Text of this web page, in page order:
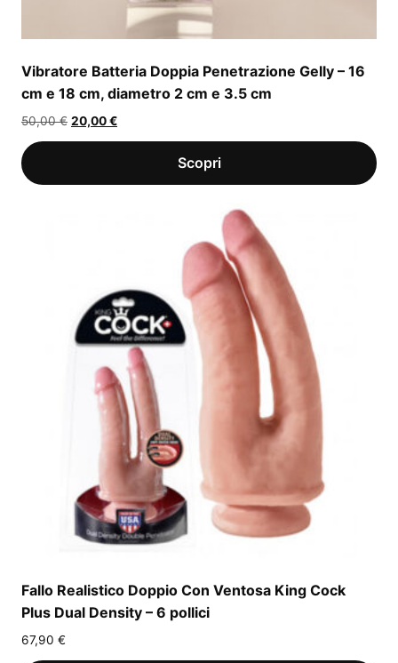
Vibratore Batteria Doppia Penetrazione Gelly – 16
cm e 18 cm, diametro 2 cm e 3.5 cm
50,00€ Il
prezzo
20,00€Il
prezzo
Fallo Realistico Doppio Con Ventosa King Cock
Plus Dual Density – 6 pollici
67,90 €